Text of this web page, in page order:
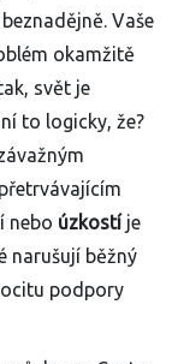
Vaše
okamžitě
svět je
to logicky, že?
nebo úzkostíje
narušují běžný
podpory